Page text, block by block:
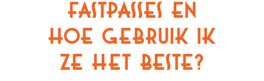
fastpasses en
hoe gebruik ik
ze het beste?